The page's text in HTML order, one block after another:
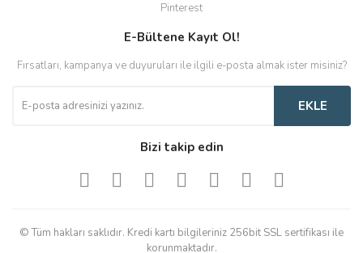
Pinterest
E-Bültene Kayıt Ol!
Fırsatları, kampanya ve duyuruları ile ilgili e-posta almak ister misiniz?
EKLE
Bizi takip edin
© Tüm hakları saklıdır. Kredi kartı bilgileriniz 256bit SSL sertifikası ile
korunmaktadır.